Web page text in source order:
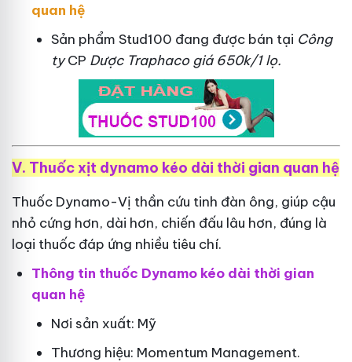
quan hệ
Sản phẩm Stud100 đang được bán tại Công
tyCP Dược Traphacogiá 650k/1 lọ.
V. Thuốc xịt dynamo kéo dài thời gian quan hệ
Thuốc Dynamo-Vị thần cứu tinh đàn ông, giúp cậu
nhỏ cứng hơn, dài hơn, chiến đấu lâu hơn, đúng là
loại thuốc đáp ứng nhiều tiêu chí.
Thông tin thuốc Dynamo kéo dài thời gian
quan hệ
Nơi sản xuất: Mỹ
Thương hiệu: Momentum Management.